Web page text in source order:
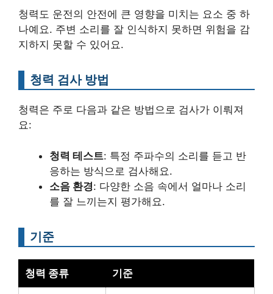
청력도 운전의 안전에 큰 영향을 미치는 요소 중 하
나예요. 주변 소리를 잘 인식하지 못하면 위험을 감
지하지 못할 수 있어요.
청력 검사 방법
청력은 주로 다음과 같은 방법으로 검사가 이뤄져
요:
청력 테스트: 특정 주파수의 소리를 듣고 반
응하는 방식으로 검사해요.
소음 환경: 다양한 소음 속에서 얼마나 소리
를 잘 느끼는지 평가해요.
기준
청력 종류 기준